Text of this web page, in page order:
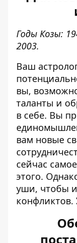
Годы Козы:
2003.
Ваш
вы,
таланты и
в себе. Вы
вам новые
сейчас
этого.
уши, чтобы
конфликтов.